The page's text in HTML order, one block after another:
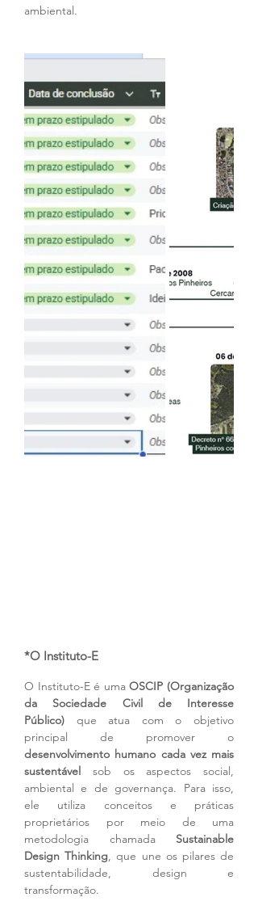
ambiental.
*O Instituto-E
O Instituto-E é uma OSCIP (Organização
da Sociedade Civil de Interesse
Público) que atua com o objetivo
desenvolvimento humano cada vez mais
sustentável sob os aspectos social,
ambiental e de governança. Para isso,
ele utiliza conceitos e práticas
proprietários por meio de uma
metodologia chamada Sustainable
Design Thinking, que une os pilares de
sustentabilidade, design e
transformação.